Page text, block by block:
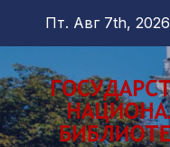
Перейти
содержимому
Пт. Авг 7th, 2026